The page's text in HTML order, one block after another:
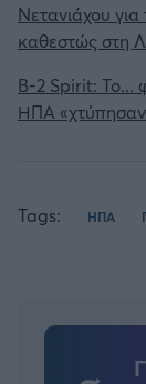
Νετανιάχου
καθεστώς στη
B-2 Spirit: Το...
ΗΠΑ
Tags: ΗΠΑ